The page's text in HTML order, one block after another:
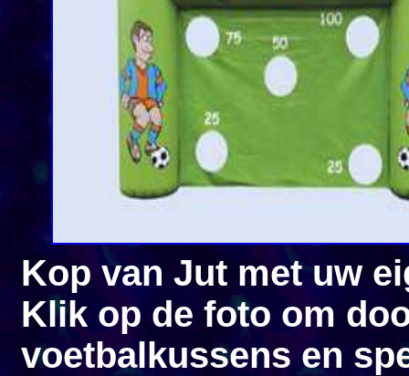
Kop van Jut met uw
Klik op de foto om
voetbalkussens en